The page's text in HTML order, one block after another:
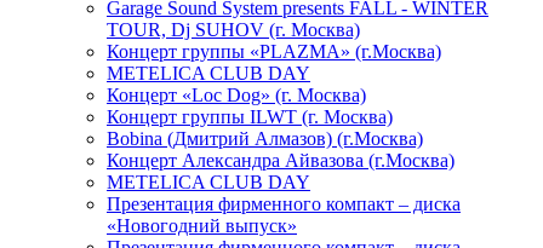
Garage Sound System presents FALL - WINTER
TOUR, Dj SUHOV (г. Москва)
Концерт группы «PLAZMA» (г.Москва)
METELICA CLUB DAY
Концерт «Loc Dog» (г. Москва)
Концерт группы ILWT (г. Москва)
Bobina (Дмитрий Алмазов) (г.Москва)
Концерт Александра Айвазова (г.Москва)
METELICA CLUB DAY
Презентация фирменного компакт – диска
«Новогодний выпуск»